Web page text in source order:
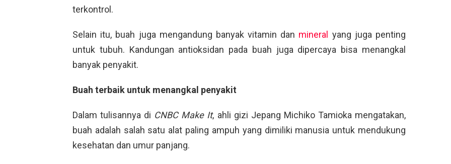
terkontrol.
Selain itu, buah juga mengandung banyak vitamin dan mineral yang juga penting
untuk tubuh. Kandungan antioksidan pada buah juga dipercaya bisa menangkal
banyak penyakit.
Buah terbaik untuk menangkal penyakit
Dalam tulisannya di CNBC Make It, ahli gizi Jepang Michiko Tamioka mengatakan,
buah adalah salah satu alat paling ampuh yang dimiliki manusia untuk mendukung
kesehatan dan umur panjang.